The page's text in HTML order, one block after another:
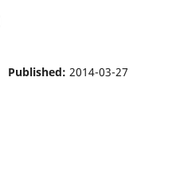
Published: 2014-03-27